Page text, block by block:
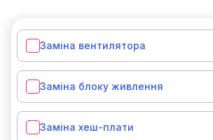
Заміна вентилятора
Заміна блоку живлення
Заміна хеш-плати